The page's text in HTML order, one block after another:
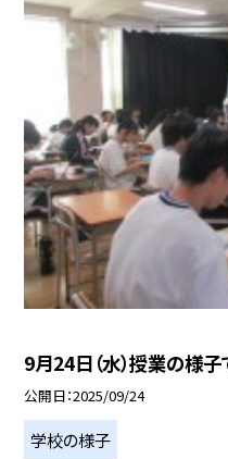
9月24日（水）授業の様
公開日 2025/09/24
学校の様子